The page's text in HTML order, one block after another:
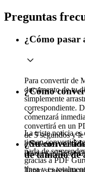
Preguntas
¿Cómo pasar
Para convertir de
documento de tu
simplemente
correspondiente.
comenzará
convertirá en un
de 5 segundos y
excelente
descargará
¿Cómo
La triste noticia es
tienen
nada de
gracias a PDF
línea y es
¿Su
de tamaño de